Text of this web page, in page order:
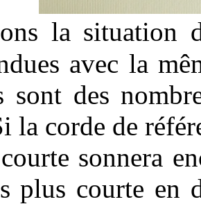
la situation
avec la
sont des
la corde de
sonnera
plus courte en